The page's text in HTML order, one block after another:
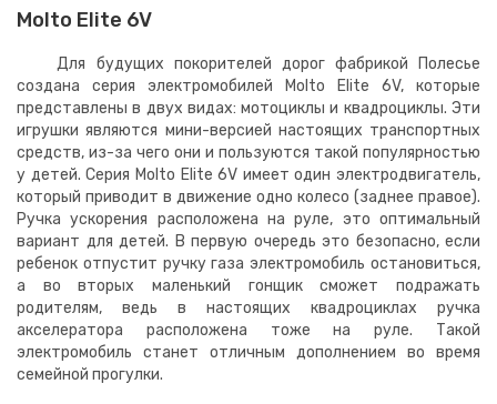
Molto Elite 6V
Для будущих покорителей дорог фабрикой Полесье
создана серия электромобилей Molto Elite 6V, которые
представлены в двух видах: мотоциклы и квадроциклы. Эти
игрушки являются мини-версией настоящих транспортных
средств, из-за чего они и пользуются такой популярностью
у детей. Серия Molto Elite 6V имеет один электродвигатель,
который приводит в движение одно колесо (заднее правое).
Ручка ускорения расположена на руле, это оптимальный
вариант для детей. В первую очередь это безопасно, если
ребенок отпустит ручку газа электромобиль остановиться,
а во вторых маленький гонщик сможет подражать
родителям, ведь в настоящих квадроциклах ручка
акселератора расположена тоже на руле. Такой
электромобиль станет отличным дополнением во время
семейной прогулки.